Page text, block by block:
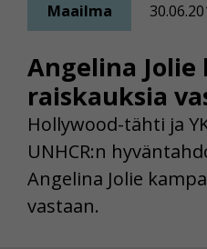
Angelina Jolie
raiskauksia
Maailma
Hollywood-tähti ja
UNHCR:n
Angelina Jolie
vastaan.